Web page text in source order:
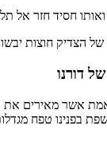
חסיד חזר אל
של הצדיק חוצות
דורנו
אמת אשר מאירים
בפנינו טפח